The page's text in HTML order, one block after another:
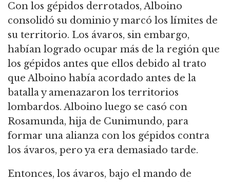
Con los gépidos derrotados, Alboino
consolidó su dominio y marcó los límites de
su territorio. Los ávaros, sin embargo,
habían logrado ocupar más de la región que
los gépidos antes que ellos debido al trato
que Alboino había acordado antes de la
batalla y amenazaron los territorios
lombardos. Alboino luego se casó con
Rosamunda, hija de Cunimundo, para
formar una alianza con los gépidos contra
los ávaros, pero ya era demasiado tarde.
Entonces, los ávaros, bajo el mando de